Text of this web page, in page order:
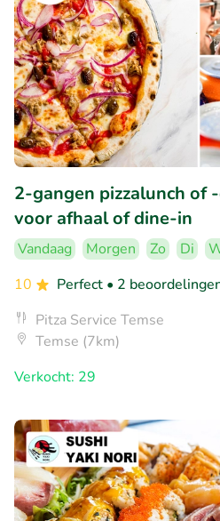
2-gangen pizzalunch of
voor afhaal of dine-in
Vandaag Morgen Zo Di
10
Perfect • 2
Pitza Service Temse
Temse (7km)
Verkocht: 29